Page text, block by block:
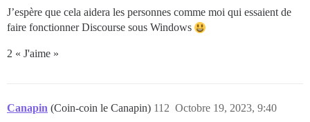
J’espère que cela aidera les personnes comme moi qui essaient de
faire fonctionner Discourse sous Windows
2 « J'aime »
Canapin (Coin-coin le Canapin) Octobre 19, 2023, 9:40
112